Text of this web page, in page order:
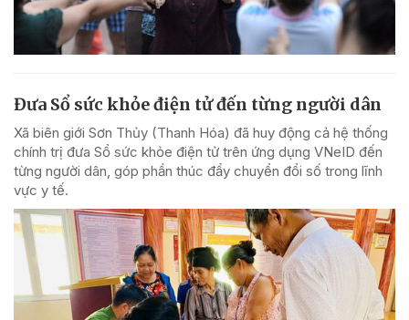
Đưa Sổ sức khỏe điện tử đến từng người dân
Xã biên giới Sơn Thủy (Thanh Hóa) đã huy động cả hệ thống
chính trị đưa Sổ sức khỏe điện tử trên ứng dụng VNeID đến
từng người dân, góp phần thúc đẩy chuyển đổi số trong lĩnh
vực y tế.